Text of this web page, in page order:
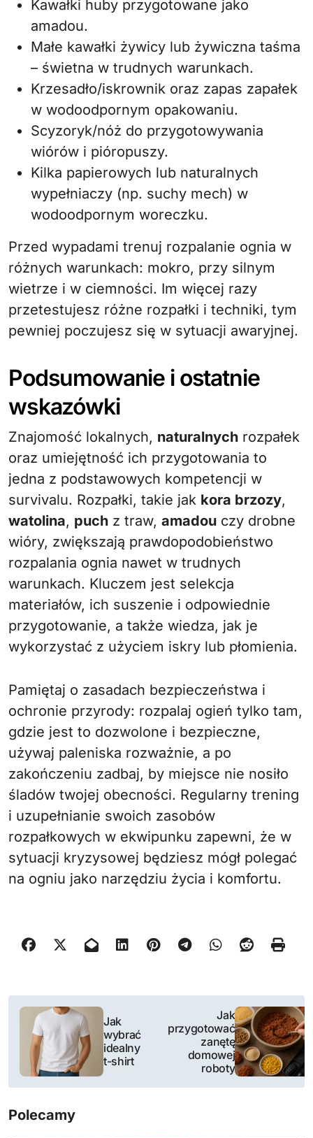
Kawałki huby przygotowane jako
amadou.
Małe kawałki żywicy lub żywiczna taśma
– świetna w trudnych warunkach.
Krzesadło/iskrownik oraz zapas zapałek
w wodoodpornym opakowaniu.
Scyzoryk/nóż do przygotowywania
wiórów i pióropuszy.
Kilka papierowych lub naturalnych
wypełniaczy (np. suchy mech) w
wodoodpornym woreczku.
Przed wypadami trenuj rozpalanie ognia w
różnych warunkach: mokro, przy silnym
wietrze i w ciemności. Im więcej razy
przetestujesz różne rozpałki i techniki, tym
pewniej poczujesz się w sytuacji awaryjnej.
Podsumowanie i ostatnie
wskazówki
Znajomość lokalnych, naturalnych rozpałek
oraz umiejętność ich przygotowania to
jedna z podstawowych kompetencji w
survivalu. Rozpałki, takie jak kora brzozy,
watolina, puch z traw, amadou czy drobne
wióry, zwiększają prawdopodobieństwo
rozpalania ognia nawet w trudnych
warunkach. Kluczem jest selekcja
materiałów, ich suszenie i odpowiednie
przygotowanie, a także wiedza, jak je
wykorzystać z użyciem iskry lub płomienia.
Pamiętaj o zasadach bezpieczeństwa i
ochronie przyrody: rozpalaj ogień tylko tam,
gdzie jest to dozwolone i bezpieczne,
używaj paleniska rozważnie, a po
zakończeniu zadbaj, by miejsce nie nosiło
śladów twojej obecności. Regularny trening
i uzupełnianie swoich zasobów
rozpałkowych w ekwipunku zapewni, że w
sytuacji kryzysowej będziesz mógł polegać
na ogniu jako narzędziu życia i komfortu.
N
w
i
g
Jak
wybrać
idealny
t-shirt
Jak
przygotować
zanętę
domowej
roboty
Polecamy